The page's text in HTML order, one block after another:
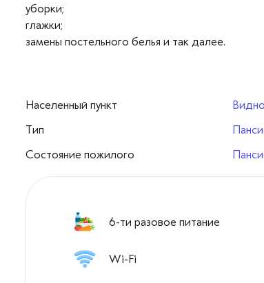
уборки;
глажки;
замены постельного белья и так далее.
Населенный пункт
Тип
Cостояние пожилого
6-ти разовое питание
Wi-Fi